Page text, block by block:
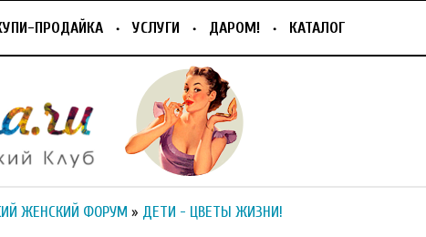
ПРОДАЙКА УСЛУГИ ДАРОМ! КАТАЛОГ
ЖЕНСКИЙ ФОРУМ » ДЕТИ - ЦВЕТЫ ЖИЗНИ!